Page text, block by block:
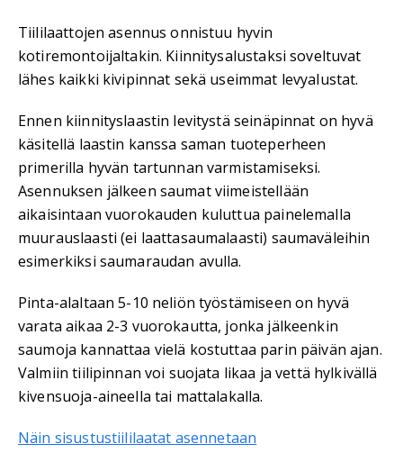
Tiililaattojen asennus onnistuu hyvin
kotiremontoijaltakin. Kiinnitysalustaksi soveltuvat
lähes kaikki kivipinnat sekä useimmat levyalustat.
Ennen kiinnityslaastin levitystä seinäpinnat on hyvä
käsitellä laastin kanssa saman tuoteperheen
primerilla hyvän tartunnan varmistamiseksi.
Asennuksen jälkeen saumat viimeistellään
aikaisintaan vuorokauden kuluttua painelemalla
muurauslaasti (ei laattasaumalaasti) saumaväleihin
esimerkiksi saumaraudan avulla.
Pinta-alaltaan 5-10 neliön työstämiseen on hyvä
varata aikaa 2-3 vuorokautta, jonka jälkeenkin
saumoja kannattaa vielä kostuttaa parin päivän ajan.
Valmiin tiilipinnan voi suojata likaa ja vettä hylkivällä
kivensuoja-aineella tai mattalakalla.
Näin sisustustiililaatat asennetaan